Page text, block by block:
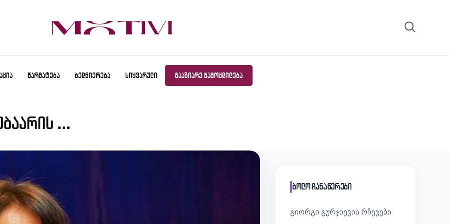
ᲬᲐᲠᲛᲐᲢᲔᲑᲐ ᲑᲔᲓᲜᲘᲔᲠᲔᲑᲐ ᲡᲘᲧᲕᲐᲠᲣᲚᲘ ᲒᲐᲐᲖᲘᲐᲠᲔ ᲒᲐᲛᲝᲪᲓᲘᲚᲔᲑᲐ
…
ბოლო ჩანაწერები
გიორგი გურჯიევის რჩევები